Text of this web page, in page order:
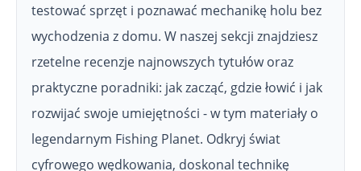
testować sprzęt i poznawać mechanikę holu bez
wychodzenia z domu. W naszej sekcji znajdziesz
rzetelne recenzje najnowszych tytułów oraz
praktyczne poradniki: jak zacząć, gdzie łowić i jak
rozwijać swoje umiejętności - w tym materiały o
legendarnym Fishing Planet. Odkryj świat
cyfrowego wędkowania, doskonal technikę